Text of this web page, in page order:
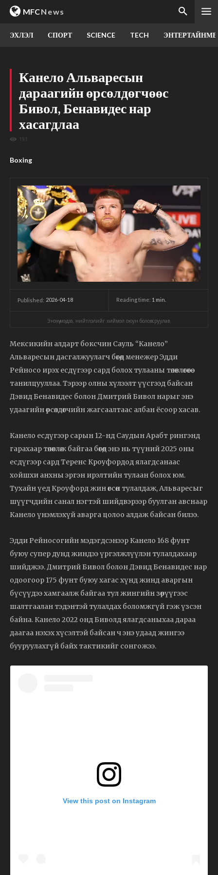
MFCNews
ЭХЛЭЛ СПОРТ SCIENCE TECH
Канело Альваресын
дараагийн өрсөлдөгчөөс
Бивол, Бенавидес нар
хасагдлаа
191
Boxing
Published: 2026-04-18 Reading time: 1 min.
Энэхүү мэдээ, нийтлэлийг хиймэл оюун боловсруулав.
Мексикийн алдарт боксчин Сауль “Канело”
Альваресын дасгалжуулагч бөгөөд менежер Эдди
Рейносо ирэх есдүгээр сард болох тулааны төлөвлөгөөгөө
танилцууллаа. Тэрээр олны хүлээлт үүсгээд байсан
Дэвид Бенавидес болон Дмитрий Бивол нарыг энэ
удаагийн өрсөлдөгчийн жагсаалтаас албан ёсоор хасав.
Канело есдүгээр сарын 12-нд Саудын Арабт рингэнд
гарахаар төлөвлөж байгаа бөгөөд энэ нь түүний 2025 оны
есдүгээр сард Теренс Кроуфордод ялагдсанаас
хойшхи анхны эргэн ирэлтийн тулаан болох юм.
Тухайн үед Кроуфорд жин өгсөн тулалдаж, Альваресыг
шүүгчдийн санал нэгтэй шийдвэрээр буулган авснаар
Канело үнэмлэхүй аварга цолоо алдаж байсан билээ.
Эдди Рейносогийн мэдэгдсэнээр Канело 168 фунт
буюу супер дунд жиндээ үргэлжлүүлэн тулалдахаар
шийджээ. Дмитрий Бивол болон Дэвид Бенавидес нар
одоогоор 175 фунт буюу хагас хүнд жинд аваргын
бүсүүдээ хамгаалж байгаа тул жингийн зөрүүгээс
шалтгаалан тэдэнтэй тулалдах боломжгүй гэж үзсэн
байна. Канело 2022 онд Биволд ялагдсаныхаа дараа
даагаа нэхэх хүсэлтэй байсан ч энэ удаад жингээ
бууруулахгүй байх тактикийг сонгожээ.
View this post on Instagram